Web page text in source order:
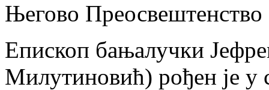
Његово
Епископ бањалучки
Милутиновић) рођен је у